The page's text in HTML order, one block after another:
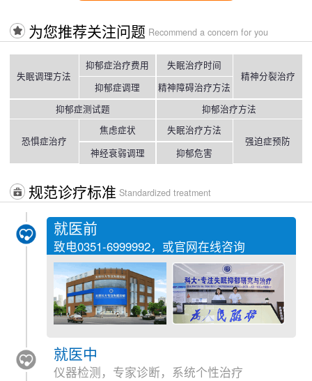
为您推荐关注问题 Recommend a concern for you
失眠调理方法
抑郁症治疗费用
抑郁症调理
失眠治疗时间
精神障碍治疗方法
精神分裂治疗
抑郁症测试题 抑郁治疗方法
恐惧症治疗
焦虑症状
神经衰弱调理
失眠治疗方法
抑郁危害
强迫症预防
规范诊疗标准 Standardized treatment
就医前
致电0351-6999992，或官网在线咨询
就医中
仪器检测，专家诊断，系统个性治疗